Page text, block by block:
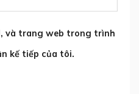
và trang web trong trình
kế tiếp của tôi.